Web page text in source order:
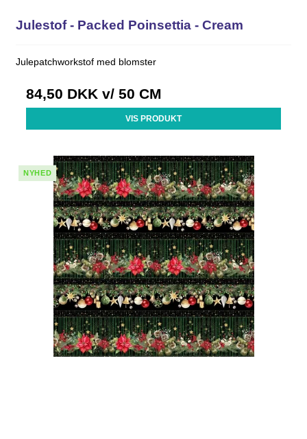
Julestof - Packed Poinsettia - Cream
Julepatchworkstof med blomster
84,50 DKK v/ 50 CM
VIS PRODUKT
NYHED